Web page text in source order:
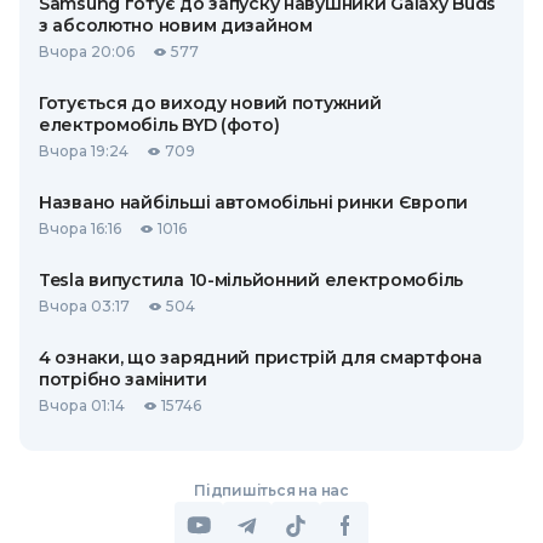
з абсолютно новим дизайном
Вчора 20:06 577
Готується до виходу новий потужний
електромобіль BYD (фото)
Вчора 19:24 709
Названо найбільші автомобільні ринки Європи
Вчора 16:16 1016
Tesla випустила 10-мільйонний електромобіль
Вчора 03:17 504
4 ознаки, що зарядний пристрій для смартфона
потрібно замінити
Вчора 01:14 15746
Підпишіться на нас